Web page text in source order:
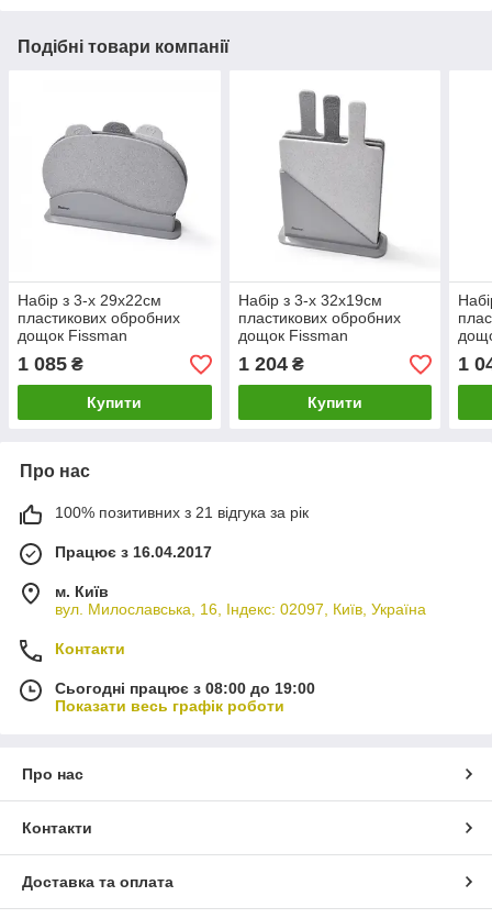
Подібні товари компанії
Набір з 3-х 29х22см
пластикових обробних
дощок Fissman
1 085 ₴
Купити
Набір з 3-х 32х19см
пластикових обробних
дощок Fissman
1 204₴
Купити
1
Про нас
100% позитивних з 21 відгука за рік
Працює з 16.04.2017
м. Київ
вул. Милославська, 16, Індекс: 02097, Київ, Україна
Контакти
Сьогодні працює з 08:00 до 19:00
Показати весь графік роботи
Про нас
Контакти
Доставка та оплата